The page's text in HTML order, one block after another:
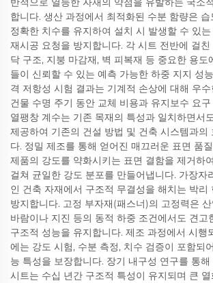
합니다. 생산 과정에서 최적화된 수분 함량은
정확한 치수를 유지하여 설치 시 발생할 수 있
재시공 요청을 방지합니다. 각 시트 전반에 걸
닥 구조, 지붕 마감재, 벽 피복재 등 중요한 용도
들이 신뢰할 수 있는 예측 가능한 하중 지지 성
격 저항성 시험 결과는 기계적 손상에 대해 우
건물 수명 주기 동안 교체 비용과 유지보수 요
열팽창 계수는 기존 목재의 특성과 일치하면서
제공하여 기존의 건설 방법 및 건축 시스템과의
다. 정밀 제조를 통해 얻어진 매끄러운 표면 품
제품의 강도를 약화시키는 표면 결함을 제거하
걸쳐 균일한 강도 분포를 만들어냅니다. 가장자
인 건축 자재에서 구조적 무결성을 해치는 박리
방지합니다. 고정 부자재(패스너)의 고정력은
바람이나 지진 등의 동적 하중 조건에서도 견고
구조적 성능을 유지합니다. 제조 과정에서 시행
에는 강도 시험, 수분 측정, 치수 검증이 포함되
능 특성을 보장합니다. 장기 내구성 연구를 통
시트는 수십 년간 구조적 특성이 유지되며 큰